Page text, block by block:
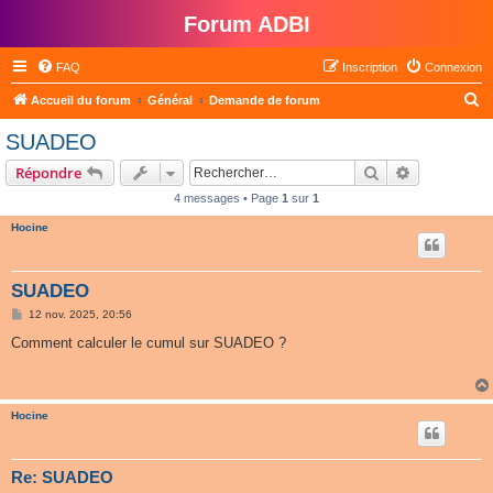
Forum ADBI
FAQ Connexion
Inscription
Accueil du forum Général Demande de forum
SUADEO
Répondre Rechercher
4 messages • Page 1 sur 1
Hocine
SUADEO
M
s
12 nov. 2025, 20:56
Comment calculer le cumul sur SUADEO ?
Hocine
Re: SUADEO